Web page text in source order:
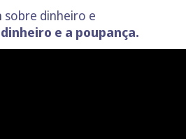
sobre dinheiro e
e a poupança.